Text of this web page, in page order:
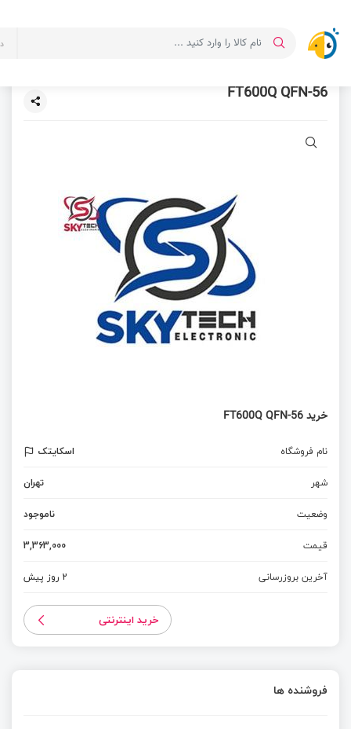
FT600Q QFN-56
خرید FT600Q QFN-56
نام فروشگاه
اسکایتک
شهر
تهران
وضعیت
ناموجود
قیمت
3,363,000
آخرین بروزرسانی
2 روز پیش
خرید اینترنتی
فروشنده ها